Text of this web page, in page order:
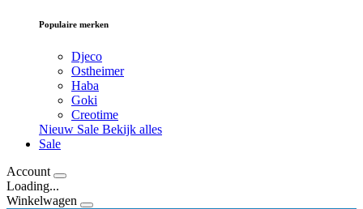
Populaire merken
Djeco
Ostheimer
Haba
Goki
Creotime
Nieuw Sale Bekijk alles
Sale
Account
Loading...
Winkelwagen